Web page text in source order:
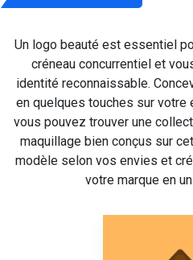
Un logo beauté est essentiel
créneau concurrentiel et
identité reconnaissable.
en quelques touches sur votre
vous pouvez trouver une
maquillage bien conçus sur
modèle selon vos envies et
votre marque en